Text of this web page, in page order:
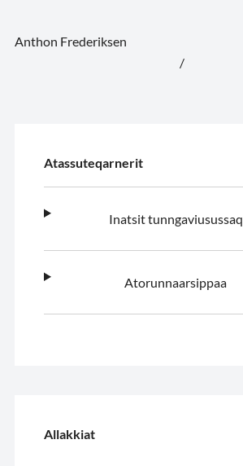
Anthon Frederiksen
/
Atassuteqarnerit
Inatsit tunngaviusussaq
Atorunnaarsippaa
Allakkiat